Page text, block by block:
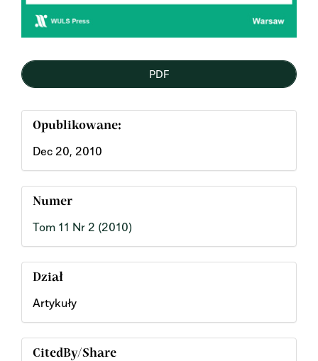
PDF
Opublikowane:
Dec 20, 2010
Numer
Tom 11 Nr 2 (2010)
Dział
Artykuły
CitedBy/Share